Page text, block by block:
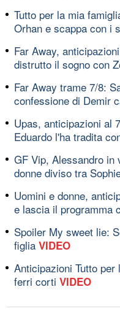
Tutto per la mia
Orhan e scappa con i
Far Away,
distrutto il sogno con
Far Away trame 7/8:
confessione di Demir
Upas, anticipazioni al
Eduardo l'ha tradita
GF Vip, Alessandro in
donne diviso tra
Uomini e donne,
e lascia il programma
Spoiler My sweet lie:
figlia VIDEO
Anticipazioni Tutto
ferri corti VIDEO